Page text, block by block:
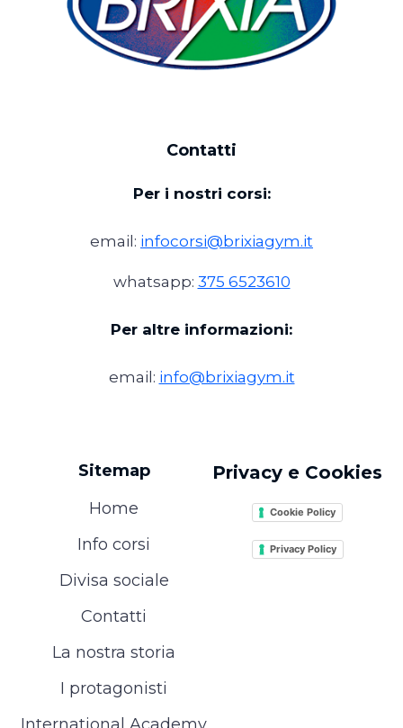
Contatti
Per i nostri corsi:
email: infocorsi@brixiagym.it
whatsapp: 375 6523610
Per altre informazioni:
email: info@brixiagym.it
Sitemap
Home
Info corsi
Divisa sociale
Contatti
La nostra storia
I protagonisti
Privacy e Cookies
Cookie Policy
Privacy Policy